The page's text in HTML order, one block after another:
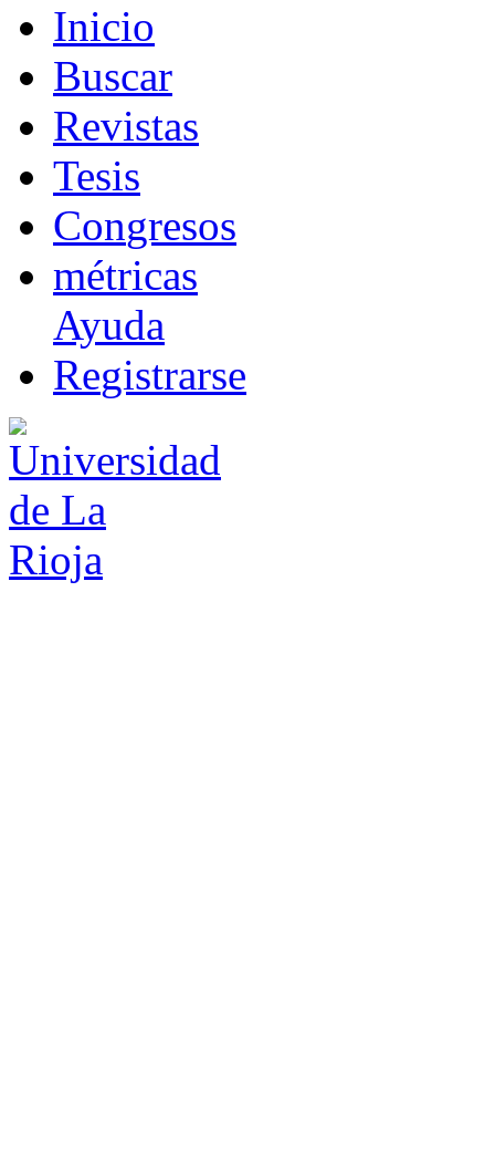
Inicio
Buscar
Revistas
Tesis
Congresos
métricas
Ayuda
Registrarse